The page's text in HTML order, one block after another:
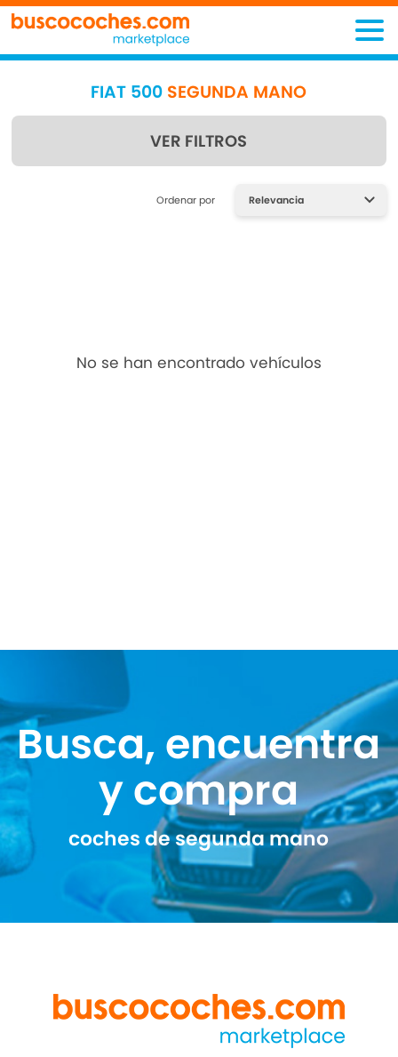
FIAT 500 SEGUNDA MANO
VER FILTROS
Encuentra lo que estás
Ordenar por
No se han encontrado vehículos
Busca, encuentra
y compra
coches de segunda mano